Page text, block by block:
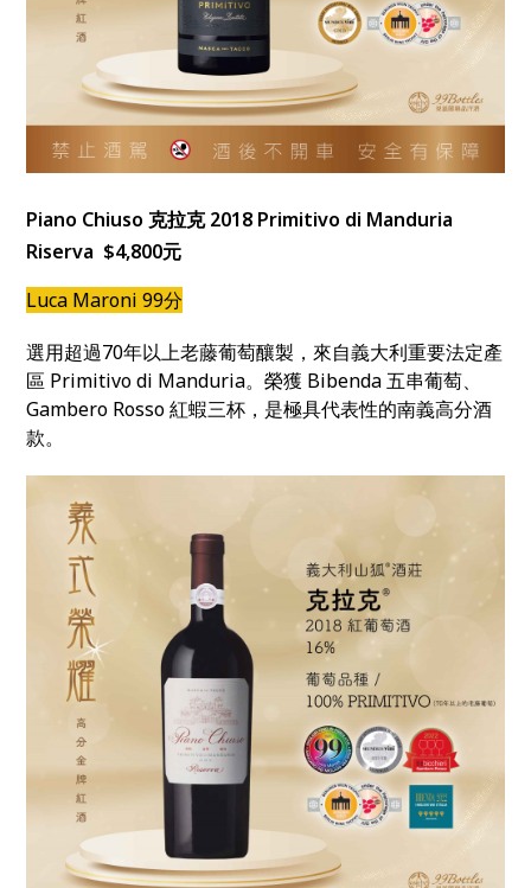
Piano Chiuso 克拉克 2018 Primitivo di Manduria
Riserva $4,800元
Luca Maroni 99分
選用超過70年以上老藤葡萄釀製，來自義大利重要法定產
區 Primitivo di Manduria。榮獲 Bibenda 五串葡萄、
Gambero Rosso 紅蝦三杯，是極具代表性的南義高分酒
款。